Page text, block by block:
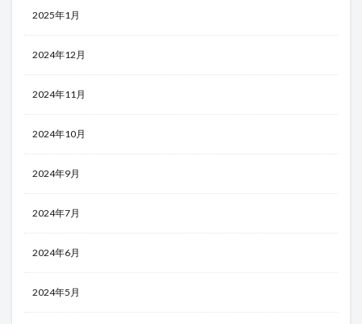
2025年1月
2024年12月
2024年11月
2024年10月
2024年9月
2024年7月
2024年6月
2024年5月